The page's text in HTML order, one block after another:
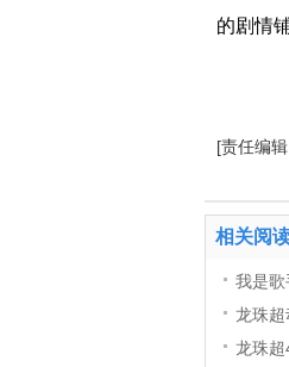
的剧情
[责任编
相关阅
我是
龙珠
龙珠